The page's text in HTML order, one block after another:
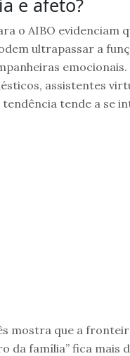
e afeto?
o AIBO evidenciam
ultrapassar a
emocionais.
assistentes
tende a se
mostra que a
da família” fica mais